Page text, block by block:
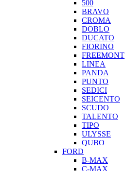
500
BRAVO
CROMA
DOBLO
DUCATO
FIORINO
FREEMONT
LINEA
PANDA
PUNTO
SEDICI
SEICENTO
SCUDO
TALENTO
TIPO
ULYSSE
QUBO
FORD
B-MAX
C-MAX